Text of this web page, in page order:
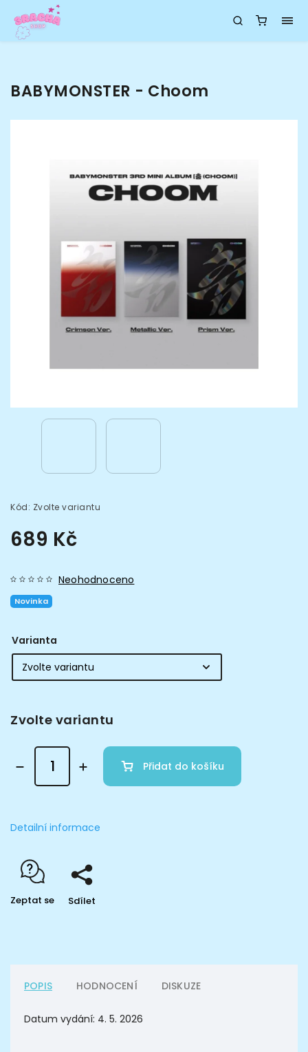
BABYMONSTER - Choom
Kód: Zvolte variantu
689 Kč
Novinka
Neohodnoceno
Varianta
Zvolte variantu
Přidat do košíku
Detailní informace
Zeptat se Sdílet
POPIS HODNOCENÍ DISKUZE
Datum vydání: 4. 5. 2026